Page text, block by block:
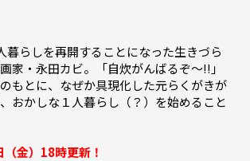
暮らしを再開することになった生きづら
家・永田カビ。「自炊がんばるぞ～!!」
もとに、なぜか具現化した元らくがきが
おかしな１人暮らし（？）を始めること
金）18時更新！